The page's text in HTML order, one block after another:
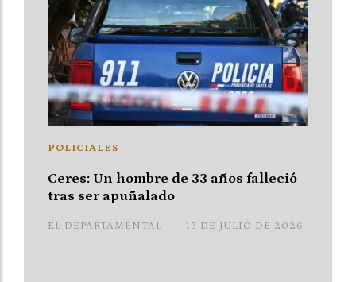
Ceres: Un hombre de 33 años falleció
tras ser apuñalado
EL DEPARTAMENTAL
POLICIALES
13 DE JULIO DE 2026